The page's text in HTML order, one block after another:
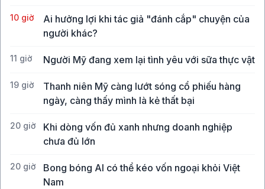
10 giờ
Ai hưởng lợi khi tác giả "đánh cắp" chuyện của
người khác?
11 giờ Người Mỹ đang xem lại tình yêu với sữa thực vật
19 giờ
Thanh niên Mỹ càng lướt sóng cổ phiếu hàng
ngày, càng thấy mình là kẻ thất bại
20 giờ
Khi dòng vốn đủ xanh nhưng doanh nghiệp
chưa đủ lớn
20 giờ
Bong bóng AI có thể kéo vốn ngoại khỏi Việt
Nam